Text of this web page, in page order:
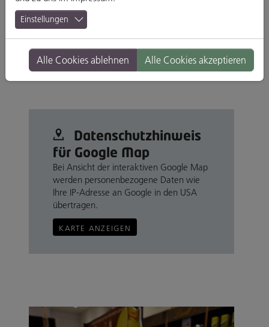
Pizza Rossa
Dr.-Gessler-Straße 45, 93051 Regensburg
Branche: Restaurants & Gasthäuser
Standort: KÖWE-Einkaufszentrum
Datenschutz­hinweis
für Google Map
Bei Ansicht der interaktiven Google Map
werden personenbezogene Daten wie
Ihre IP-Adresse an Google in den USA
übertragen.
KARTE ANZEIGEN
Einstellungen
Alle Cookies ablehnen Alle Cookies akzeptieren